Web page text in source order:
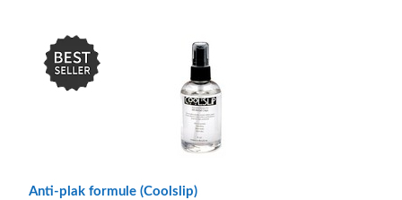
Anti-plak formule (Coolslip)